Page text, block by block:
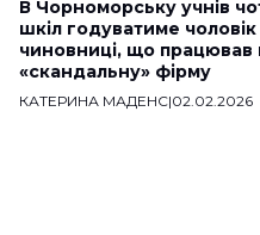
В Чорноморську учнів
шкіл годуватиме чоловік
чиновниці, що працював
«скандальну» фірму
КАТЕРИНА МАДЕНС|02.02.2026